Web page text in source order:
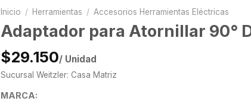
Inicio / Herramientas / Accesorios Herramientas Eléctricas
Adaptador para Atornillar 90°
$29.150/ Unidad
Sucursal Weitzler: Casa Matriz
MARCA: